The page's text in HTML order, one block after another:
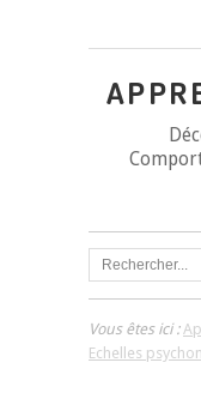
Vous êtes ici :
Echelles